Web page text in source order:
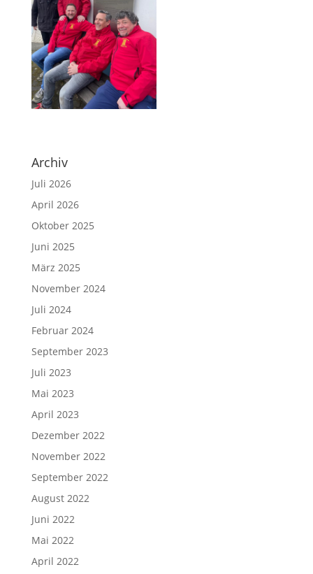
Archiv
Juli 2026
April 2026
Oktober 2025
Juni 2025
März 2025
November 2024
Juli 2024
Februar 2024
September 2023
Juli 2023
Mai 2023
April 2023
Dezember 2022
November 2022
September 2022
August 2022
Juni 2022
Mai 2022
April 2022